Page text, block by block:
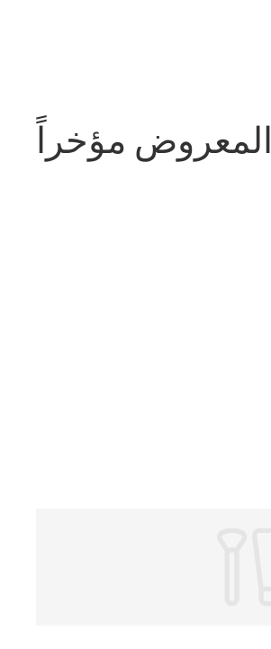
المعروض مؤخراً